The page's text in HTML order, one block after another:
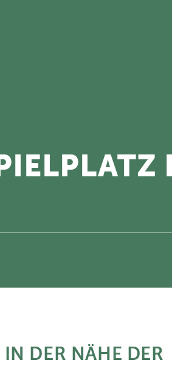
DER NÄHE DER